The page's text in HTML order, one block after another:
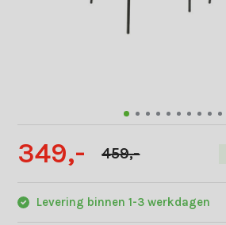
349,- 459,-
Levering binnen 1-3 werkdagen